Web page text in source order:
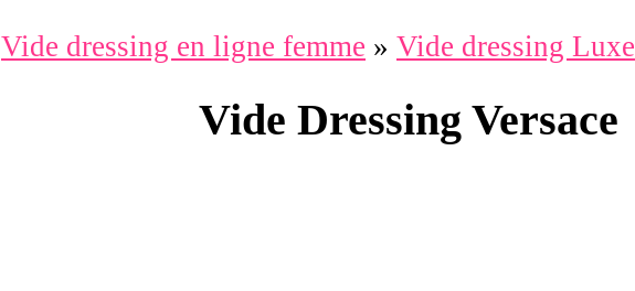
Vide dressing en ligne femme » Vide dressing Luxe
Vide Dressing Versace